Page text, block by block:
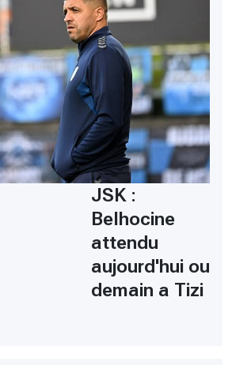
JSK :
Belhocine
attendu
aujourd'hui ou
demain a Tizi